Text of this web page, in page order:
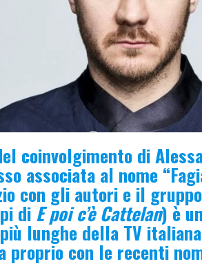
coinvolgimento di
associata al nome
con gli autori e il
di E poi c’è Cattelan) è
lunghe della TV
proprio con le recenti